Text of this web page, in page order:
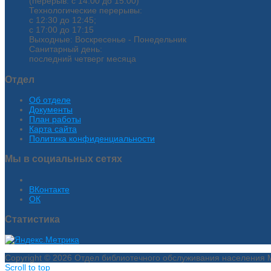
Технологические перерывы:
с 12:30 до 12:45;
с 17:00 до 17:15
Выходные: Воскресенье - Понедельник
Санитарный день:
последний четверг месяца
Отдел
Об отделе
Документы
План работы
Карта сайта
Политика конфиденциальности
Мы в социальных сетях
ВКонтакте
ОК
Статистика
Copyright © 2026 Отдел библиотечного обслуживания
Scroll to top